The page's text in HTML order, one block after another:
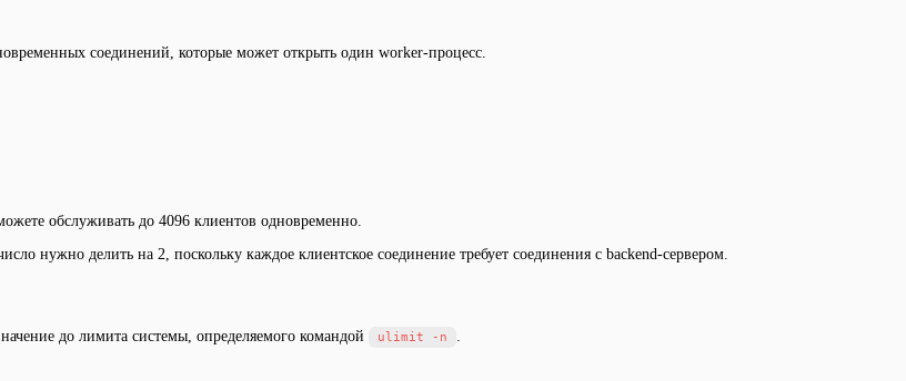
соединений, которые может открыть один worker-процесс.
обслуживать до 4096 клиентов одновременно.
нужно делить на 2, поскольку каждое клиентское соединение требует соединения с backend-сервером.
до лимита системы, определяемого командой ulimit -n .